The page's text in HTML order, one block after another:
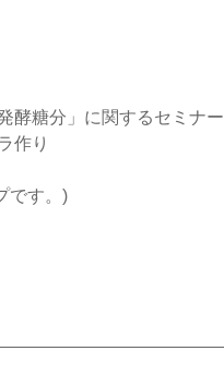
糖分」に関するセミナー
作り
です。)